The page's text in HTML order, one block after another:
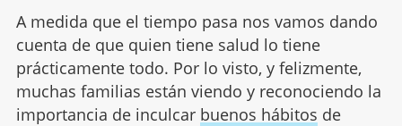
A medida que el tiempo pasa nos vamos dando
cuenta de que quien tiene salud lo tiene
prácticamente todo. Por lo visto, y felizmente,
muchas familias están viendo y reconociendo la
importancia de inculcar buenos hábitos de